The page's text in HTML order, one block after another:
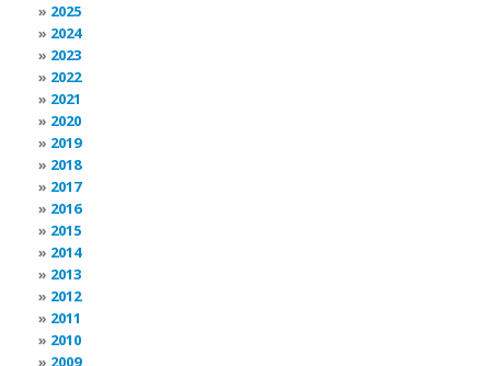
2025
2024
2023
2022
2021
2020
2019
2018
2017
2016
2015
2014
2013
2012
2011
2010
2009